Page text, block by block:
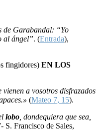
de Garabandal: “Yo
al ángel”. (Entrada),
fingidores) EN LOS
vienen a vosotros disfrazados
(Mateo 7, 15).
lobo , dondequiera que sea,
S. Francisco de Sales,